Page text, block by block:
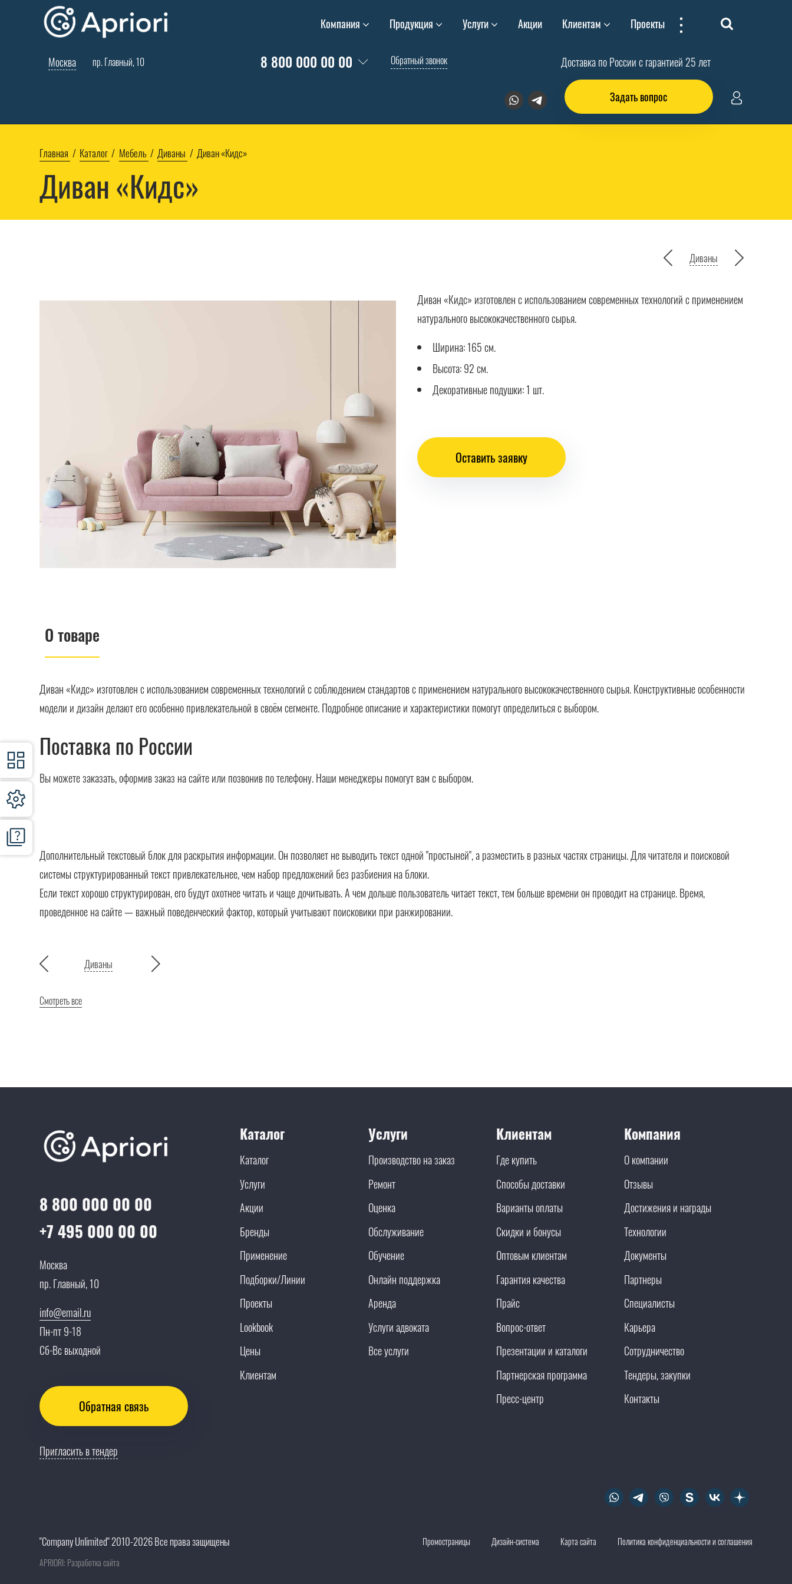
Компания Продукция Услуги Акции Клиентам Проекты ...
Москва пр. Главный, 10 8 800 000 00 00 Обратный звонок Доставка по России с гарантией 25 лет
Задать вопрос
Главная Каталог Мебель Диваны Диван «Кидс»
Диван «Кидс»
Диваны
Диван «Кидс» изготовлен с использованием современных технологий с применением
натурального высококачественного сырья.
Ширина: 165 см.
Высота: 92 см.
Декоративные подушки: 1 шт.
Оставить заявку
О товаре
Диван «Кидс» изготовлен с использованием современных технологий с соблюдением стандартов с применением натурального высококачественного сырья. Конструктивные особенности
модели и дизайн делают его особенно привлекательной в своём сегменте. Подробное описание и характеристики помогут определиться с выбором.
Поставка по России
Вы можете заказать, оформив заказ на сайте или позвонив по телефону. Наши менеджеры помогут вам с выбором.
Дополнительный текстовый блок для раскрытия информации. Он позволяет не выводить текст одной "простыней", а разместить в разных частях страницы. Для читателя и поисковой
системы структурированный текст привлекательнее, чем набор предложений без разбиения на блоки.
Если текст хорошо структурирован, его будут охотнее читать и чаще дочитывать. А чем дольше пользователь читает текст, тем больше времени он проводит на странице. Время,
проведенное на сайте — важный поведенческий фактор, который учитывают поисковики при ранжировании.
Диваны
Смотреть все
8 800 000 00 00
+7 495 000 00 00
Москва
пр. Главный, 10
info@email.ru
Пн-пт 9-18
Сб-Вс выходной
Обратная связь
Пригласить в тендер
Каталог
Каталог
Услуги
Акции
Бренды
Применение
Подборки/Линии
Проекты
Lookbook
Цены
Клиентам
Услуги
Производство на заказ
Ремонт
Оценка
Обслуживание
Обучение
Онлайн поддержка
Аренда
Услуги адвоката
Все услуги
Клиентам
Где купить
Способы доставки
Варианты оплаты
Скидки и бонусы
Оптовым клиентам
Гарантия качества
Прайс
Вопрос-ответ
Презентации и каталоги
Партнерская программа
Пресс-центр
Компания
О компании
Отзывы
Достижения и награды
Технологии
Документы
Партнеры
Специалисты
Карьера
Сотрудничество
Тендеры, закупки
Контакты
"Company Unlimited" 2010-2026 Все права защищены Промостраницы Дизайн-система Карта сайта
Политика конфиденциальности и соглашения
APRIORI: Разработка сайта